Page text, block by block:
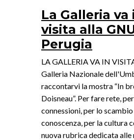
La Galleria va
visita alla
Perugia
LA GALLERIA VA IN
Galleria Nazionale
raccontarvi la mostra “In
Doisneau”. Per fare rete,
connessioni, per lo
conoscenza, per la cultura
nuova rubrica dedicata alle